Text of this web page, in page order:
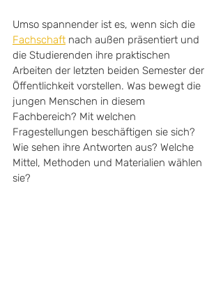
Umso spannender ist es, wenn sich die
Fachschaft nach außen präsentiert und
die Studierenden ihre praktischen
Arbeiten der letzten beiden Semester der
Öffentlichkeit vorstellen. Was bewegt die
jungen Menschen in diesem
Fachbereich? Mit welchen
Fragestellungen beschäftigen sie sich?
Wie sehen ihre Antworten aus? Welche
Mittel, Methoden und Materialien wählen
sie?